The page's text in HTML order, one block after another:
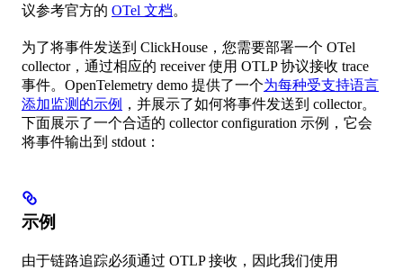
议参考官方的 OTel 文档。
为了将事件发送到 ClickHouse，您需要部署一个 OTel
collector，通过相应的 receiver 使用 OTLP 协议接收 trace
事件。OpenTelemetry demo 提供了一个为每种受支持语言
添加监测的示例 ，并展示了如何将事件发送到 collector。
下面展示了一个合适的 collector configuration 示例，它会
将事件输出到 stdout：
示例
由于链路追踪必须通过 OTLP 接收，因此我们使用